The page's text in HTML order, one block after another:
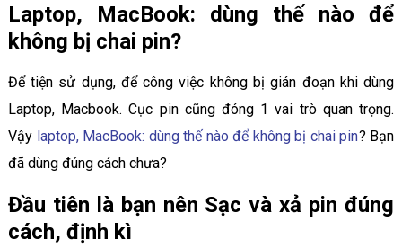
Laptop, MacBook: dùng thế nào để
không bị chai pin?
Để tiện sử dụng, để công việc không bị gián đoạn khi dùng
Laptop, Macbook. Cục pin cũng đóng 1 vai trò quan trọng.
Vậy laptop, MacBook: dùng thế nào để không bị chai pin? Bạn
đã dùng đúng cách chưa?
Đầu tiên là bạn nên Sạc và xả pin đúng
cách, định kì